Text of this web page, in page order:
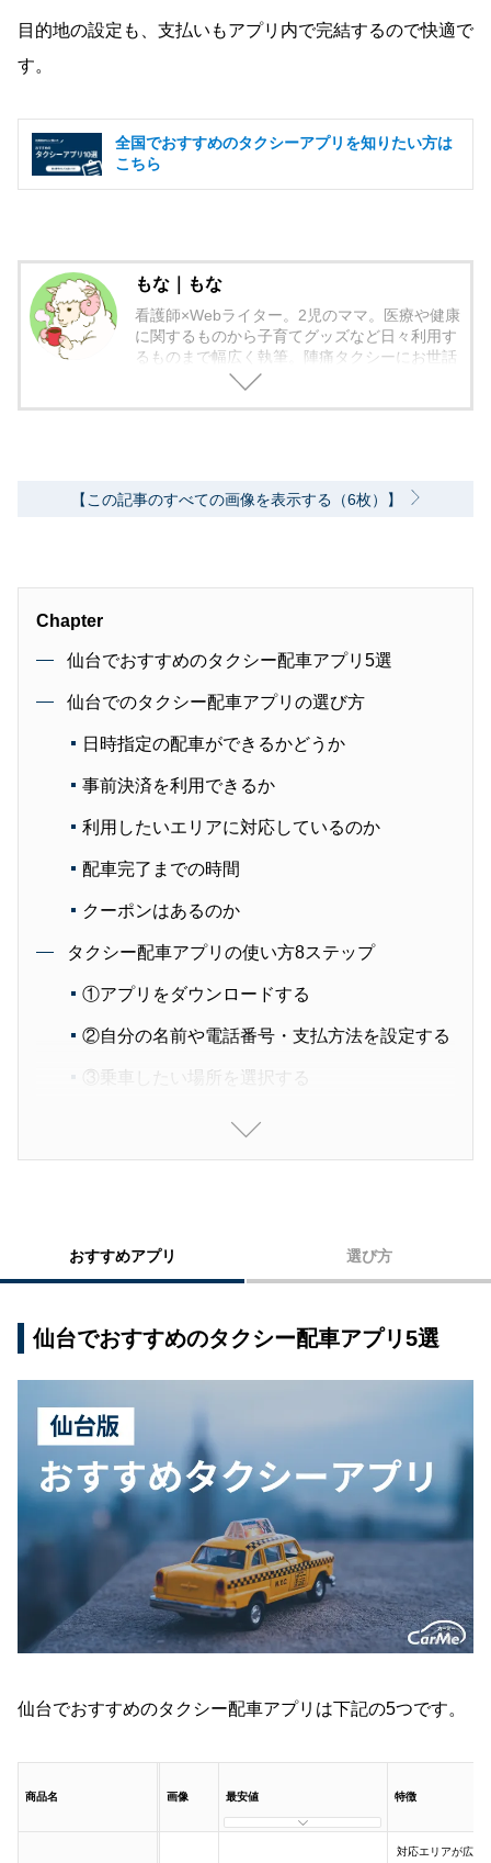
目的地の設定も、支払いもアプリ内で完結するので快適で
す。
全国でおすすめのタクシーアプリを知りたい方は
こちら
もな｜もな
看護師×Webライター。2児のママ。医療や健康
に関するものから子育てグッズなど日々利用す
るものまで幅広く執筆。陣痛タクシーにお世話
になったことからタクシーの良さを記事にして
【この記事のすべての画像を表示する（6枚）】
Chapter
仙台でおすすめのタクシー配車アプリ5選
仙台でのタクシー配車アプリの選び方
日時指定の配車ができるかどうか
事前決済を利用できるか
利用したいエリアに対応しているのか
配車完了までの時間
クーポンはあるのか
タクシー配車アプリの使い方8ステップ
①アプリをダウンロードする
②自分の名前や電話番号・支払方法を設定する
③乗車したい場所を選択する
④タクシー会社を選択する
⑤支払方法を選択する
⑦到着したタクシーに名前を伝えて乗車する
⑧アプリ内決済を選択しているのであればその
タクシー配車アプリの5つのメリット
べる
メリット②：時間や金額の確認ができる
メリット③：アプリ内決済ができる
メリット④：忘れ物を探しやすい
メリット⑤：クーポンにて安く乗車できる
タクシー配車アプリ4つのデメリット
デメリット④：キャンセル料金がかかってしま
おすすめアプリ 選び方
仙台でおすすめのタクシー配車アプリ5選
仙台でおすすめのタクシー配車アプリは下記の5つです。
商品名 画像 最安値 特徴
対応エリアが広い